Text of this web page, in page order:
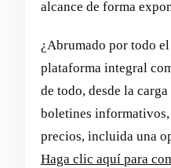
alcance de forma
¿Abrumado por todo
plataforma integral
de todo, desde la
boletines
precios, incluida una
Haga clic aquí para